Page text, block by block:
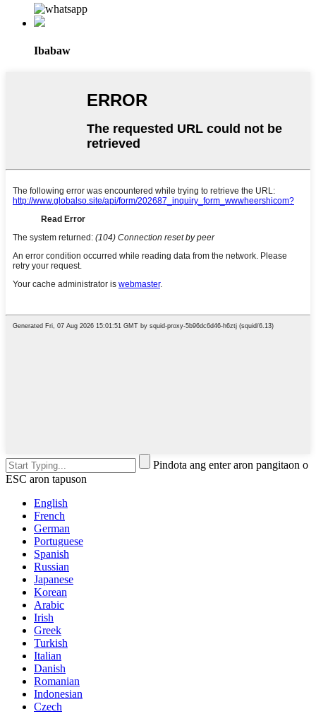
Ibabaw
Pindota ang enter aron pangitaon o
ESC aron tapuson
English
French
German
Portuguese
Spanish
Russian
Japanese
Korean
Arabic
Irish
Greek
Turkish
Italian
Danish
Romanian
Indonesian
Czech